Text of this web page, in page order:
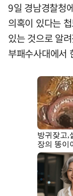
9일 경남경찰청
의혹이 있다는
있는 것으로 알
부패수사대에서